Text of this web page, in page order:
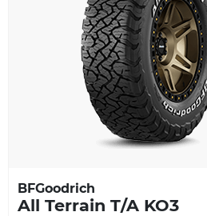
BFGoodrich
All Terrain T/A KO3